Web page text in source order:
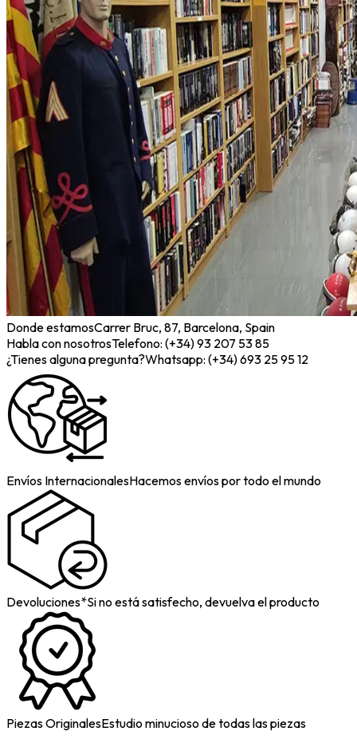
Donde estamosCarrer Bruc, 87, Barcelona, Spain
Habla con nosotrosTelefono: (+34) 93 207 53 85
¿Tienes alguna pregunta?Whatsapp: (+34) 693 25 95 12
Envíos InternacionalesHacemos envíos por todo el mundo
Devoluciones*Si no está satisfecho, devuelva el producto
Piezas OriginalesEstudio minucioso de todas las piezas